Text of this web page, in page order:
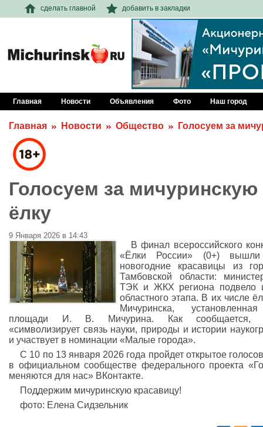
сделать главной добавить в закладки
Главная Новости Объявления Фото Наш город
Главная Новости Общество Голосуем за
Голосуем за мичуринскую
ёлку
9 Января 2026 в 14:43
В финал всероссийского
«Ёлки России» (0+)
новогодние красавицы из
Тамбовской области:
ТЭК и ЖКХ региона подвело
областного этапа. В их числе
Мичуринска,
площади И. В. Мичурина. Как сообщается,
«символизирует связь науки, природы и истории
и участвует в номинации «Малые города».
С 10 по 13 января 2026 года пройдет открытое
в официальном сообществе федерального проекта
меняются для нас» ВКонтакте.
Поддержим мичуринскую красавицу!
фото: Елена Сидзельник